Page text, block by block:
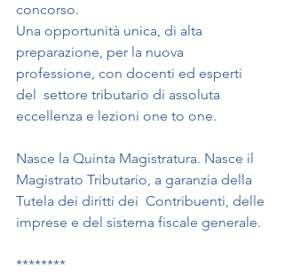
concorso.
Una opportunità unica, di alta
preparazione, per la nuova
professione, con docenti ed esperti
del  settore tributario di assoluta
eccellenza e lezioni one to one.
Nasce la Quinta Magistratura. Nasce il
Magistrato Tributario, a garanzia della
Tutela dei diritti dei  Contribuenti, delle
imprese e del sistema fiscale generale.
********